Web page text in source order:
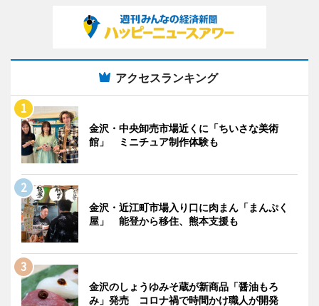
アクセスランキング
金沢・中央卸売市場近くに「ちいさな美術
館」 ミニチュア制作体験も
金沢・近江町市場入り口に肉まん「まんぷく
屋」 能登から移住、熊本支援も
金沢のしょうゆみそ蔵が新商品「醤油もろ
み」発売 コロナ禍で時間かけ職人が開発